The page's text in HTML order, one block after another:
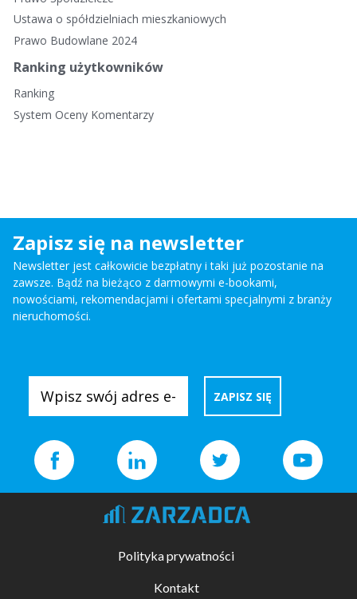
s
n
Ustawa o spółdzielniach mieszkaniowych
Prawo Budowlane 2024
Ranking użytkowników
Ranking
System Oceny Komentarzy
Zapisz się na newsletter
Newsletter jest całkowicie bezpłatny i taki już pozostanie na
zawsze. Bądź na bieżąco z darmowymi e-bookami,
nowościami, rekomendacjami i ofertami specjalnymi z branży
nieruchomości.
Polityka prywatności
Kontakt